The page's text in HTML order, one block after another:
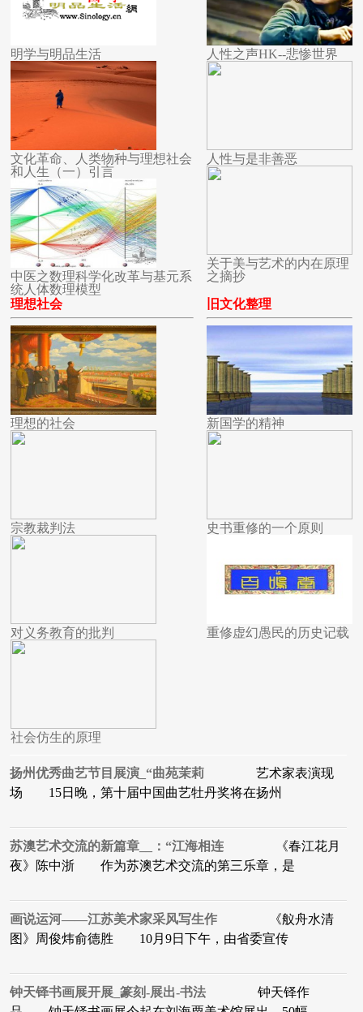
明学与明品生活
文化革命、人类物种与理想社会
和人生（一）引言
中医之数理科学化改革与基元系
统人体数理模型
人性之声HK--悲惨世界
人性与是非善恶
关于美与艺术的内在原理
之摘抄
理想社会
理想的社会
宗教裁判法
对义务教育的批判
社会仿生的原理
旧文化整理
新国学的精神
史书重修的一个原则
重修虚幻愚民的历史记载
扬州优秀曲艺节目展演_“曲苑茉莉 艺术家表演现
场 15日晚，第十届中国曲艺牡丹奖将在扬州
苏澳艺术交流的新篇章__：“江海相连 《春江花月
夜》陈中浙 作为苏澳艺术交流的第三乐章，是
画说运河——江苏美术家采风写生作 《舣舟水清
图》周俊炜俞德胜 10月9日下午，由省委宣传
钟天铎书画展开展_篆刻-展出-书法 钟天铎作